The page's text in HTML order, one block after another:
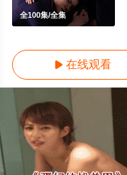
全100集/全集
 在线观看